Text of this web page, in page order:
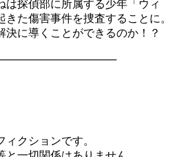
は探偵部に所属する少年「ウィ
た傷害事件を捜査することに。
決に導くことができるのか！？
クションです。